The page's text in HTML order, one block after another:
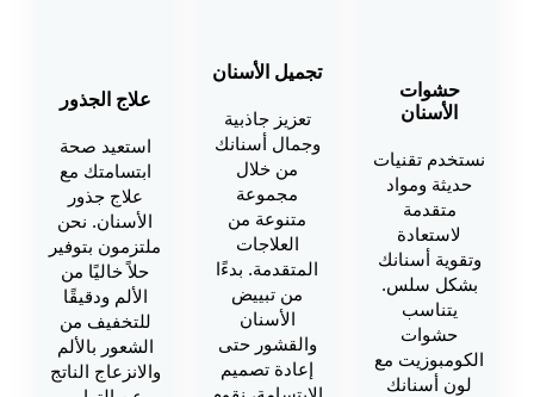
حشوات
الأسنان
نستخدم تقنيات
حديثة ومواد
متقدمة
لاستعادة
وتقوية أسنانك
بشكل سلس.
يتناسب
حشوات
الكومبوزيت مع
لون أسنانك
تجميل الأسنان
تعزيز جاذبية
وجمال أسنانك
من خلال
مجموعة
متنوعة من
العلاجات
المتقدمة. بدءًا
من تبييض
الأسنان
والقشور حتى
إعادة تصميم
علاج الجذور
استعيد صحة
ابتسامتك مع
علاج جذور
الأسنان. نحن
ملتزمون بتوفير
حلاً خاليًا من
الألم ودقيقًا
للتخفيف من
الشعور بالألم
والانزعاج الناتج